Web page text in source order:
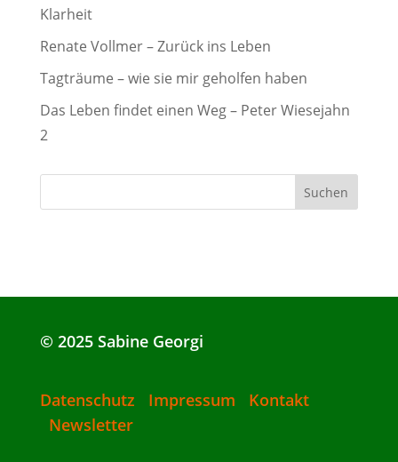
Klarheit
Renate Vollmer – Zurück ins Leben
Tagträume – wie sie mir geholfen haben
Das Leben findet einen Weg – Peter Wiesejahn
2
© 2025 Sabine Georgi
Datenschutz Impressum
Kontakt
Newsletter